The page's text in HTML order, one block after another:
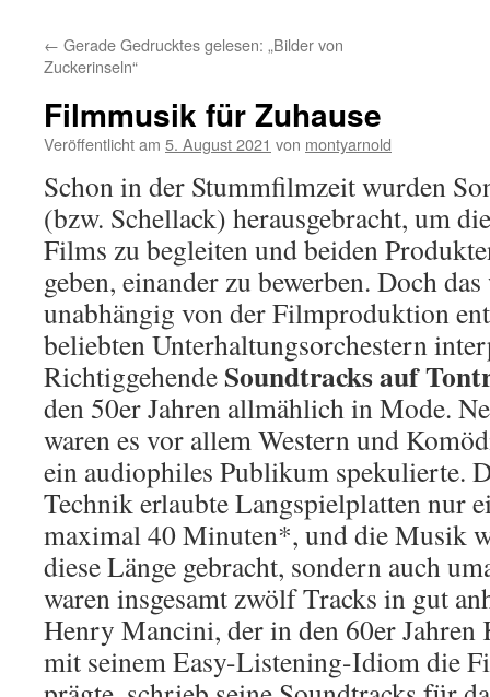
← Gerade Gedrucktes gelesen: „Bilder von
Zuckerinseln“
Filmmusik für Zuhause
Veröffentlicht am 5. August 2021 von montyarnold
Schon in der Stummfilmzeit wurden
(bzw. Schellack) herausgebracht, um
Films zu begleiten und beiden
geben, einander zu bewerben. Doch
unabhängig von der Filmproduktion
beliebten Unterhaltungsorchestern
Richtiggehende Soundtracks auf
den 50er Jahren allmählich in Mode.
waren es vor allem Western und
ein audiophiles Publikum spekulierte.
Technik erlaubte Langspielplatten nur
maximal 40 Minuten*, und die Musik
diese Länge gebracht, sondern auch
waren insgesamt zwölf Tracks in gut
Henry Mancini, der in den 60er Jahren
mit seinem Easy-Listening-Idiom die